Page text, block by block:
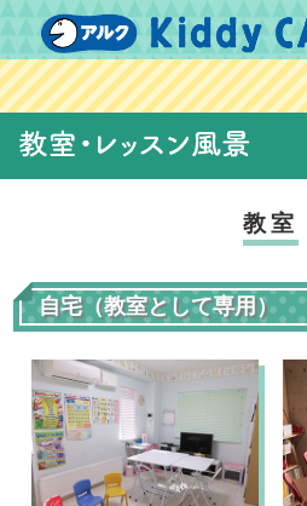
教室
自宅（教室として専用）